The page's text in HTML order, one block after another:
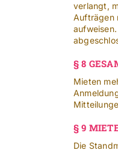
verlangt,
Aufträgen
§ 8
Mieten
§ 9
Die